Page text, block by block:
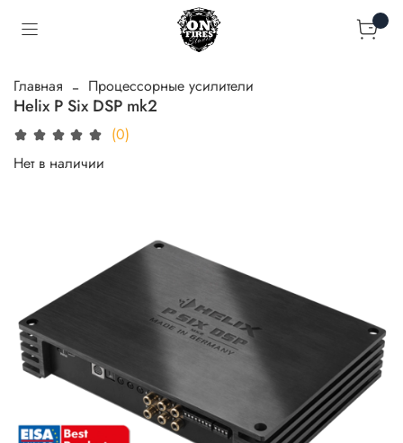
Главная Процессорные усилители
Helix P Six DSP mk2
(0)
Нет в наличии